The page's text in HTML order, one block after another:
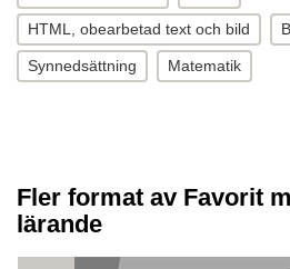
HTML, obearbetad text och bild
Synnedsättning Matematik
Fler format av Favorit
lärande